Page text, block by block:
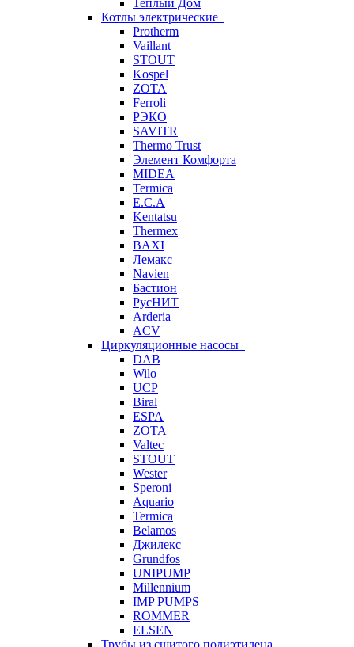
Теплый Дом
Котлы электрические
Protherm
Vaillant
STOUT
Kospel
ZOTA
Ferroli
РЭКО
SAVITR
Thermo Trust
Элемент Комфорта
MIDEA
Termica
E.C.A
Kentatsu
Thermex
BAXI
Лемакс
Navien
Бастион
РусНИТ
Arderia
ACV
Циркуляционные насосы
DAB
Wilo
UCP
Biral
ESPA
ZOTA
Valtec
STOUT
Wester
Speroni
Aquario
Termica
Belamos
Джилекс
Grundfos
UNIPUMP
Millennium
IMP PUMPS
ROMMER
ELSEN
Трубы из сшитого полиэтилена